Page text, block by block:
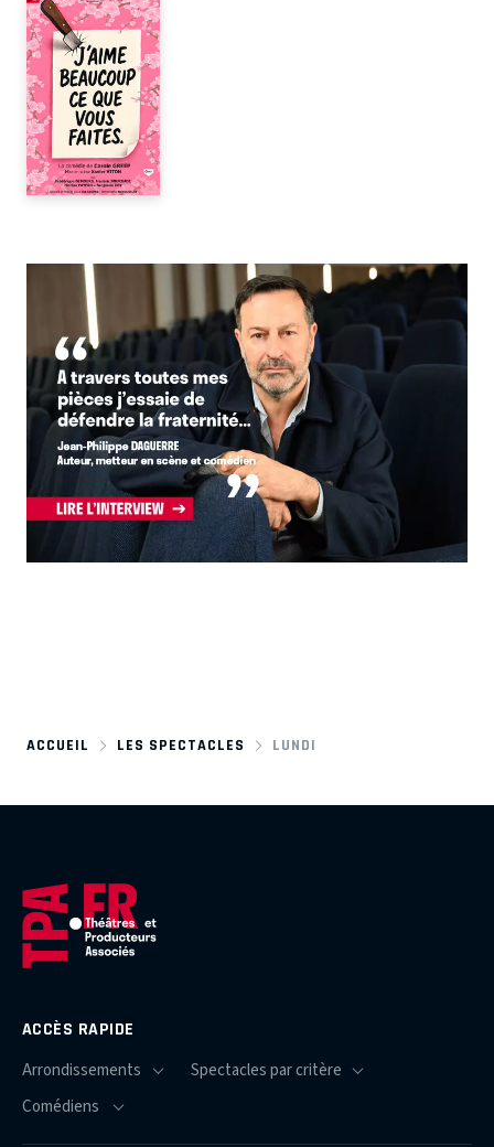
ACCUEIL LES SPECTACLES LUNDI
ACCÈS RAPIDE